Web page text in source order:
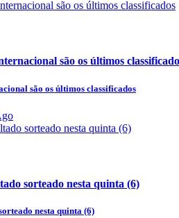
são os últimos
são os últimos classificados
sorteado nesta quinta (6)
nesta quinta (6)